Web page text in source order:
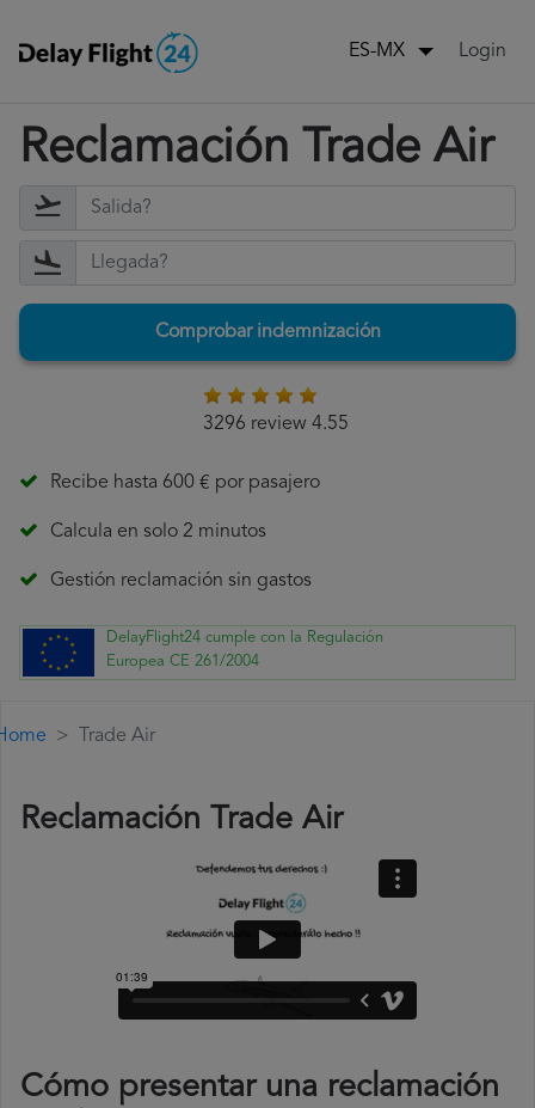
ES-MX Login
Reclamación Trade Air
Comprobar indemnización
3296 review 4.55
Recibe hasta 600 € por pasajero
Calcula en solo 2 minutos
Gestión reclamación sin gastos
DelayFlight24 cumple con la Regulación
Europea CE 261/2004
Trade Air
Reclamación Trade Air
Cómo presentar una reclamación